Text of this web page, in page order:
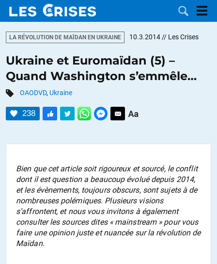
LES
DOSSIERS
CATÉGORIES
CONTACTER
FAIRE UN
LA RÉVOLUTION DE MAÏDAN EN UKRAINE 10.3.2014 // Les Crises
Ukraine et Euromaïdan (5) –
Quand Washington s’emmêle…
OAODVD, Ukraine
238
Bien que cet article soit rigoureux et sourcé, le conflit
dont il est question a beaucoup évolué depuis 2014,
et les évènements, toujours obscurs, sont sujets à de
nombreuses polémiques. Plusieurs visions
s’affrontent, et nous vous invitons à également
consulter les sources dites « mainstream » pour vous
faire une opinion juste et nuancée sur la révolution de
Maïdan.